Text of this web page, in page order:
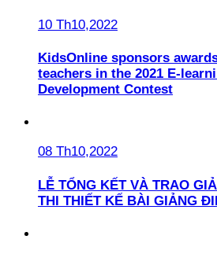
10 Th10,2022
KidsOnline sponsors
teachers in the 2021 E-
Development Contest
08 Th10,2022
LỄ TỔNG KẾT VÀ TRAO
THI THIẾT KẾ BÀI GIẢNG